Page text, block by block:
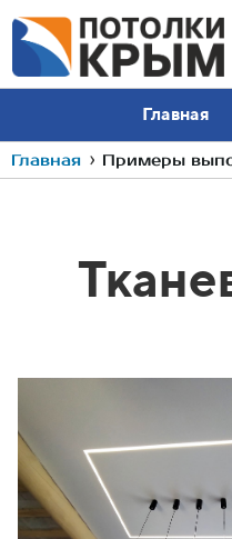
Главная
Главная › Примеры